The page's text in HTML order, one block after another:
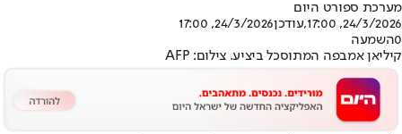
מערכת ספורט היום
24/3/2026, 17:00
,עודכן24/3/2026, 17:00
0השמעה
קיליאן אמבפה המתוסכל ביציע. צילום: AFP